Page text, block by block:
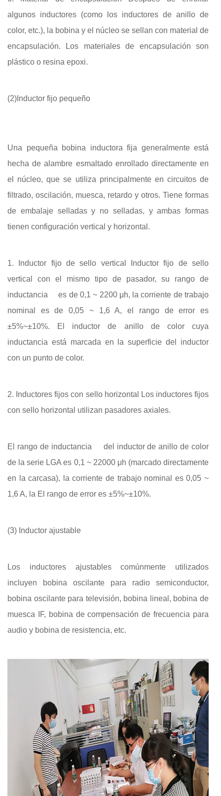
algunos inductores (como los inductores de anillo de
color, etc.), la bobina y el núcleo se sellan con material de
encapsulación. Los materiales de encapsulación son
plástico o resina epoxi.
(2)Inductor fijo pequeño
Una pequeña bobina inductora fija generalmente está
hecha de alambre esmaltado enrollado directamente en
el núcleo, que se utiliza principalmente en circuitos de
filtrado, oscilación, muesca, retardo y otros. Tiene formas
de embalaje selladas y no selladas, y ambas formas
tienen configuración vertical y horizontal.
1. Inductor fijo de sello vertical Inductor fijo de sello
vertical con el mismo tipo de pasador, su rango de
inductancia
es de 0,1 ~ 2200 μh, la corriente de trabajo
nominal es de 0,05 ~ 1,6 A, el rango de error es
±5%~±10%. El inductor de anillo de color cuya
inductancia está marcada en la superficie del inductor
con un punto de color.
2. Inductores fijos con sello horizontal Los inductores fijos
con sello horizontal utilizan pasadores axiales.
El rango de inductancia
del inductor de anillo de color
de la serie LGA es 0,1 ~ 22000 μh (marcado directamente
en la carcasa), la corriente de trabajo nominal es 0,05 ~
1,6 A, la El rango de error es ±5%~±10%.
(3) Inductor ajustable
Los inductores ajustables comúnmente utilizados
incluyen bobina oscilante para radio semiconductor,
bobina oscilante para televisión, bobina lineal, bobina de
muesca IF, bobina de compensación de frecuencia para
audio y bobina de resistencia, etc.